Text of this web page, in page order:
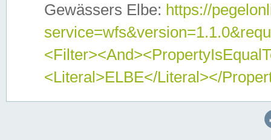
Gewässers Elbe: https://
<Literal>ELBE</Literal></